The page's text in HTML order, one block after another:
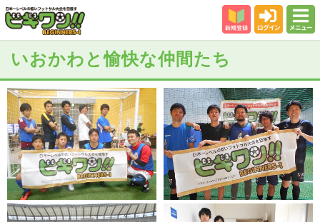
初めての方
カテゴリー
会場
大会結果
スタッフ紹介
よくある質問
参加者の声
いおかわと愉快な仲間たち